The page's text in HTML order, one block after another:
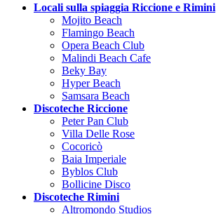
Locali sulla spiaggia Riccione e Rimini
Mojito Beach
Flamingo Beach
Opera Beach Club
Malindi Beach Cafe
Beky Bay
Hyper Beach
Samsara Beach
Discoteche Riccione
Peter Pan Club
Villa Delle Rose
Cocoricò
Baia Imperiale
Byblos Club
Bollicine Disco
Discoteche Rimini
Altromondo Studios